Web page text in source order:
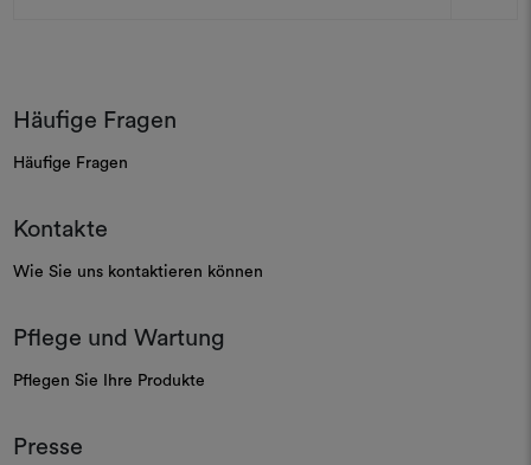
Häufige Fragen
Häufige Fragen
Kontakte
Wie Sie uns kontaktieren können
Pflege und Wartung
Pflegen Sie Ihre Produkte
Presse